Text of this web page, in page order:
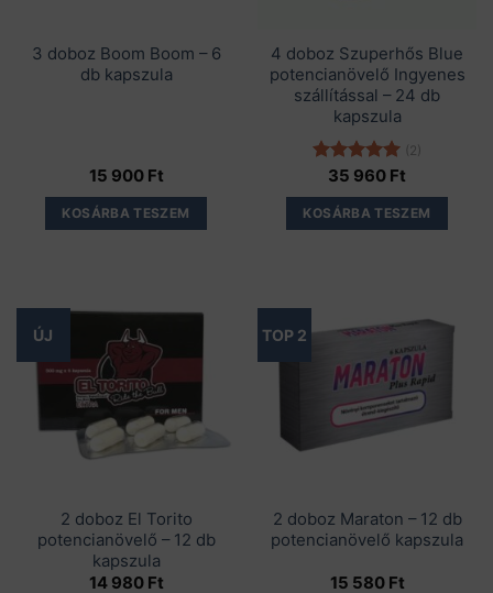
3 doboz Boom Boom – 6
db kapszula
15 900 Ft
KOSÁRBA TESZEM
4 doboz Szuperhős Blue
potencianövelő Ingyenes
szállítással – 24 db
kapszula
Értékelés:
5.00/ 5
(2)
35 960 Ft
KOSÁRBA TESZEM
ÚJ
2 doboz El Torito
potencianövelő – 12 db
kapszula
14 980 Ft
TOP 2
2 doboz Maraton – 12 db
potencianövelő kapszula
15 580 Ft